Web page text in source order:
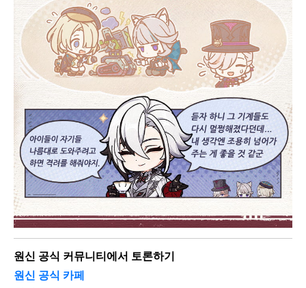
원신 공식 커뮤니티에서 토론하기
원신 공식 카페